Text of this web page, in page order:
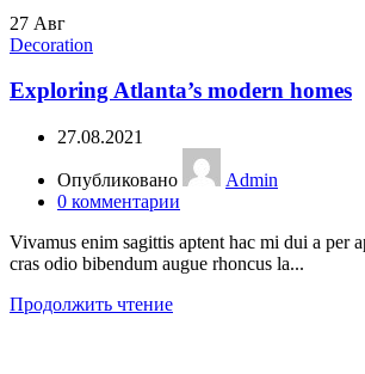
27 Авг
Decoration
Exploring Atlanta’s modern homes
27.08.2021
Опубликовано
Admin
0 комментарии
Vivamus enim sagittis aptent hac mi dui a per
cras odio bibendum augue rhoncus la...
Продолжить чтение